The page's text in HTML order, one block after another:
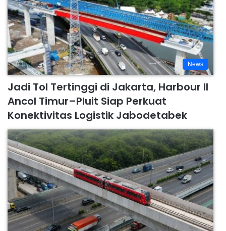
News
Jadi Tol Tertinggi di Jakarta, Harbour II
Ancol Timur–Pluit Siap Perkuat
Konektivitas Logistik Jabodetabek